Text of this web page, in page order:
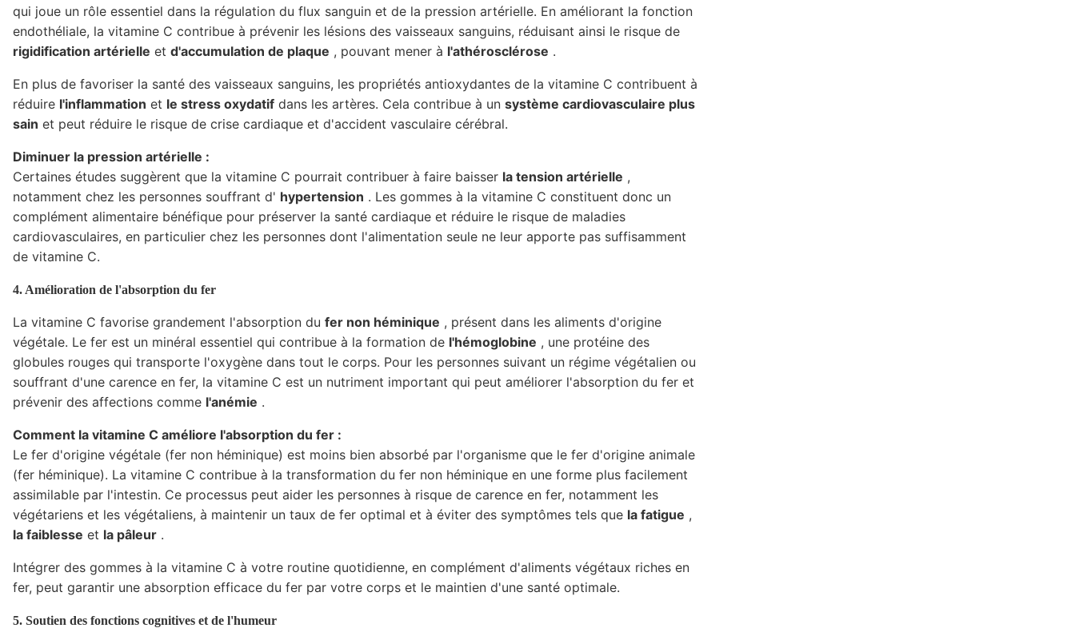
qui joue un rôle essentiel dans la régulation du flux sanguin et de la pression artérielle. En améliorant la fonction
endothéliale, la vitamine C contribue à prévenir les lésions des vaisseaux sanguins, réduisant ainsi le risque de
rigidification artérielle et d'accumulation de plaque , pouvant mener à l'athérosclérose .
En plus de favoriser la santé des vaisseaux sanguins, les propriétés antioxydantes de la vitamine C contribuent à
réduire l'inflammation et le stress oxydatif dans les artères. Cela contribue à un système cardiovasculaire plus
sain et peut réduire le risque de crise cardiaque et d'accident vasculaire cérébral.
Diminuer la pression artérielle :
Certaines études suggèrent que la vitamine C pourrait contribuer à faire baisser la tension artérielle ,
notamment chez les personnes souffrant d' hypertension . Les gommes à la vitamine C constituent donc un
complément alimentaire bénéfique pour préserver la santé cardiaque et réduire le risque de maladies
cardiovasculaires, en particulier chez les personnes dont l'alimentation seule ne leur apporte pas suffisamment
de vitamine C.
4. Amélioration de l'absorption du fer
La vitamine C favorise grandement l'absorption du fer non héminique , présent dans les aliments d'origine
végétale. Le fer est un minéral essentiel qui contribue à la formation de l'hémoglobine , une protéine des
globules rouges qui transporte l'oxygène dans tout le corps. Pour les personnes suivant un régime végétalien ou
souffrant d'une carence en fer, la vitamine C est un nutriment important qui peut améliorer l'absorption du fer et
prévenir des affections comme l'anémie .
Comment la vitamine C améliore l'absorption du fer :
Le fer d'origine végétale (fer non héminique) est moins bien absorbé par l'organisme que le fer d'origine animale
(fer héminique). La vitamine C contribue à la transformation du fer non héminique en une forme plus facilement
assimilable par l'intestin. Ce processus peut aider les personnes à risque de carence en fer, notamment les
végétariens et les végétaliens, à maintenir un taux de fer optimal et à éviter des symptômes tels que la fatigue ,
la faiblesse et la pâleur .
Intégrer des gommes à la vitamine C à votre routine quotidienne, en complément d'aliments végétaux riches en
fer, peut garantir une absorption efficace du fer par votre corps et le maintien d'une santé optimale.
5. Soutien des fonctions cognitives et de l'humeur